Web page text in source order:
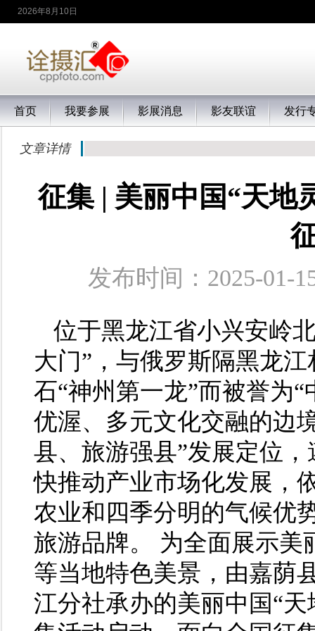
2026年8月10日
首页 我要参展 影展消息 影友联谊 发行
文章详情
征集 | 美丽中国“天地
发布时间：2025-
位于黑龙江省小兴安岭
大门”，与俄罗斯隔黑龙
石“神州第一龙”而被誉为
优渥、多元文化交融的边
县、旅游强县”发展定位
快推动产业市场化发展，
农业和四季分明的气候优
旅游品牌。 为全面展示美
等当地特色美景，由嘉荫
江分社承办的美丽中国“